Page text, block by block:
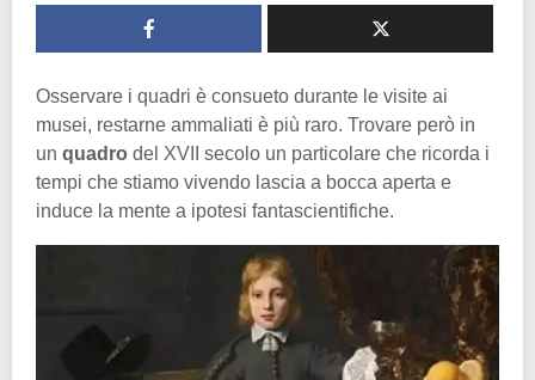
Osservare i quadri è consueto durante le visite ai
musei, restarne ammaliati è più raro. Trovare però in
un quadro del XVII secolo un particolare che ricorda i
tempi che stiamo vivendo lascia a bocca aperta e
induce la mente a ipotesi fantascientifiche.